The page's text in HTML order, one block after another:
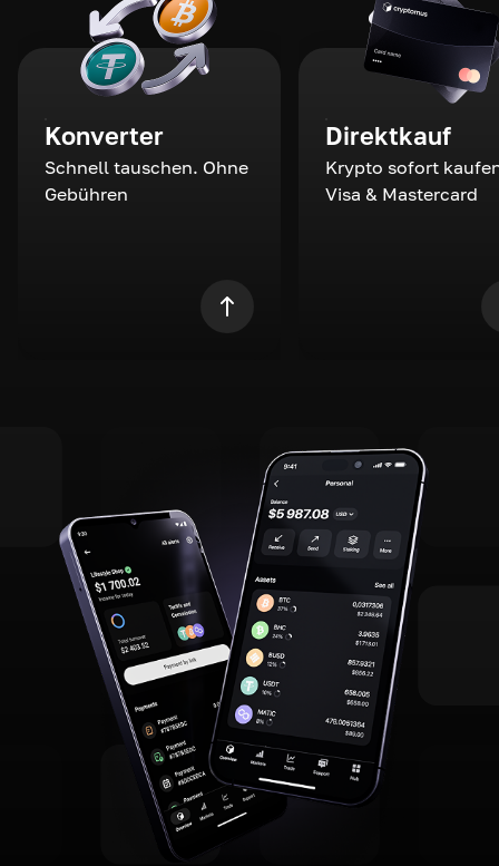
Konverter
Schnell tauschen. Ohne
Gebühren
Direktkauf
Krypto sofort
Visa & Mastercard